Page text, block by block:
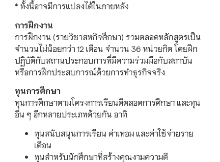
* ทั้งนี้อาจมีการแปลงได้ในภายหลัง
การฝึกงาน
การฝึกงาน (รายวิชาสหกิจศึกษา) รวมตลอดหลักสูตรเป็น
จำนวนไม่น้อยกว่า 12 เดือน จำนวน 36 หน่วยกิต โดยฝึก
ปฏิบัติกับสถานประกอบการที่มีความร่วมมือกับสถาบัน
หรือการฝึกประสบการณ์ด้วยการทำธุรกิจจริง
ทุนการศึกษา
ทุนการศึกษาตามโครงการเรียนดีตลอดการศึกษา และทุน
อื่น ๆ อีกหลายประเภทด้วยกัน อาทิ
ทุนสนับสนุนการเรียน ค่าเทอม และค่าใช้จ่ายราย
เดือน
ทุนสำหรับนักศึกษาที่สร้างคุณงามความดี